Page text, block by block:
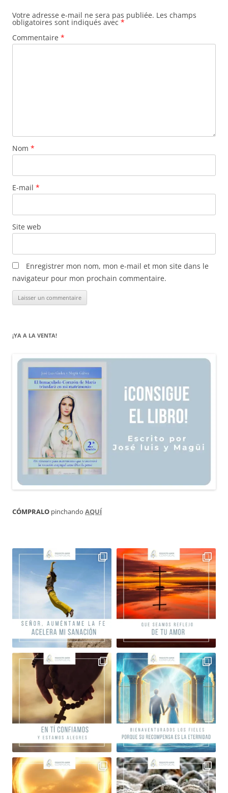
Votre adresse e-mail ne sera pas publiée. Les champs
obligatoires sont indiqués avec *
Commentaire *
Nom *
E-mail *
Site web
Enregistrer mon nom, mon e-mail et mon site dans le
navigateur pour mon prochain commentaire.
¡YA A LA VENTA!
CÓMPRALO pinchando AQUÍ